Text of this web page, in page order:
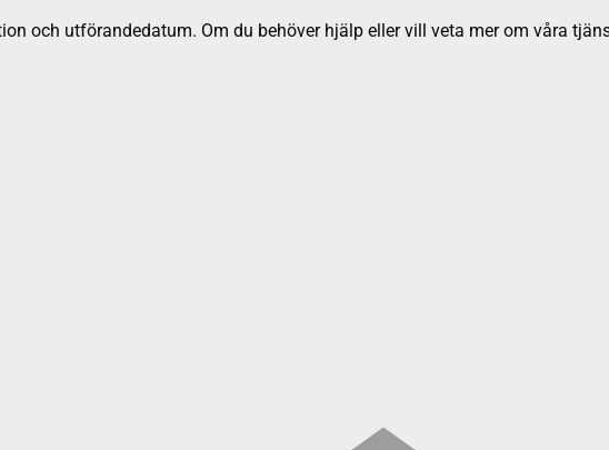
och utförandedatum. Om du behöver hjälp eller vill veta mer om våra